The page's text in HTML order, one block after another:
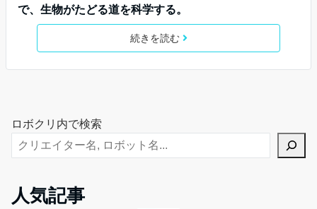
で、生物がたどる道を科学する。
続きを読む
ロボクリ内で検索
人気記事